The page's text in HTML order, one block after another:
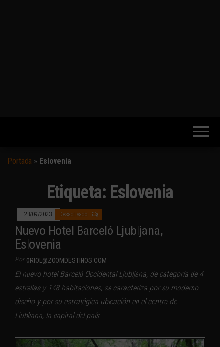
Portada » Eslovenia
Etiqueta: Eslovenia
28/09/2023 Desactivado
Nuevo Hotel Barceló Ljubljana,
Eslovenia
Por ORIOL@ZOOMDESTINOS.COM
El nuevo hotel Barceló Occidental Ljubljana, de categoría de 4
estrellas y 148 habitaciones, se caracteriza por su moderno
diseño y por su estratégica ubicación en el centro de
Liubliana, la capital del país